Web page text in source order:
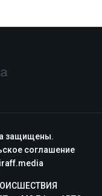
защищены.
соглашение